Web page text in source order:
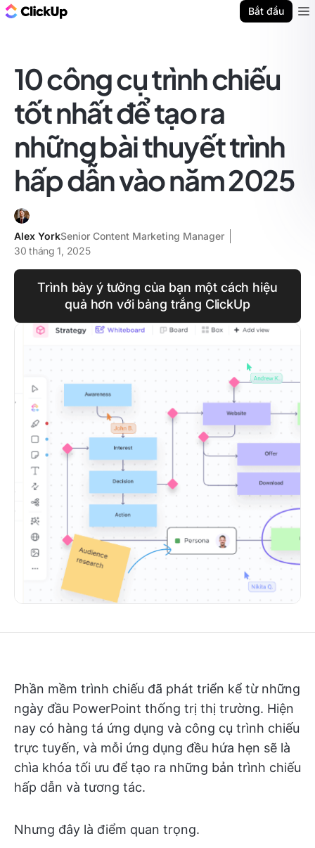
Bắt đầu
10 công cụ trình chiếu
tốt nhất để tạo ra
những bài thuyết trình
hấp dẫn vào năm 2025
Alex YorkSenior Content Marketing Manager
30 tháng 1, 2025
Trình bày ý tưởng của bạn một cách hiệu
quả hơn với bảng trắng ClickUp
Phần mềm trình chiếu đã phát triển kể từ những
ngày đầu PowerPoint thống trị thị trường. Hiện
nay có hàng tá ứng dụng và công cụ trình chiếu
trực tuyến, và mỗi ứng dụng đều hứa hẹn sẽ là
chìa khóa tối ưu để tạo ra những bản trình chiếu
hấp dẫn và tương tác.
Nhưng đây là điểm quan trọng.